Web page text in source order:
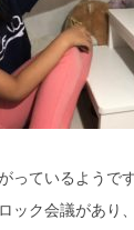
っているようです
ック会議があり